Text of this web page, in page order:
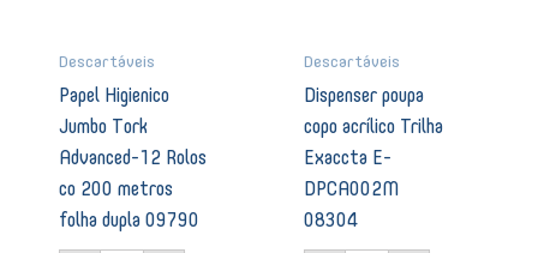
Descartáveis
Papel Higienico
Jumbo Tork
Advanced-12 Rolos
co 200 metros
folha dupla 09790
09790
quantidade
Descartáveis
Dispenser poupa
copo acrílico Trilha
Exaccta E-
DPCA002M
08304